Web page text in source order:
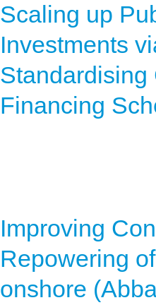
Scaling up
Investments
Standardising
Financing
Improving
Repowering
onshore